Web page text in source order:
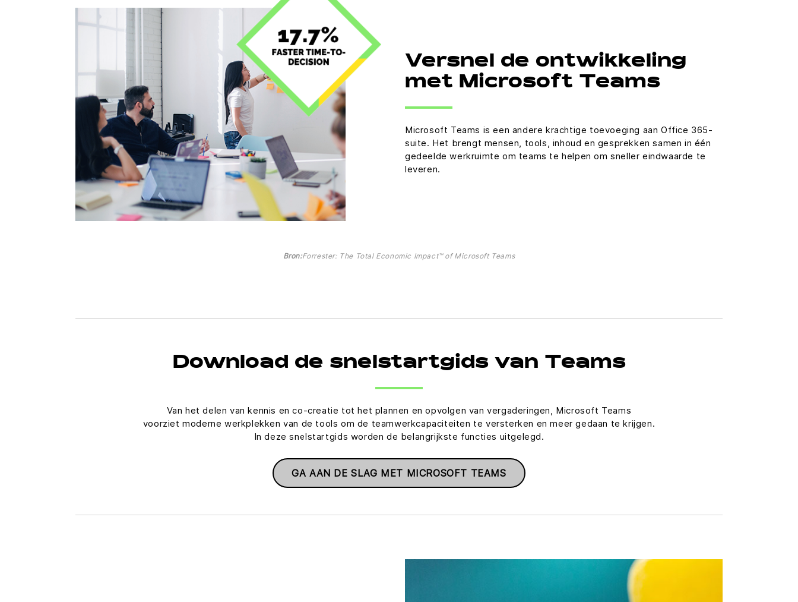
Versnel de ontwikkeling
met Microsoft Teams
Microsoft Teams is een andere krachtige toevoeging aan Office 365-
suite. Het brengt mensen, tools, inhoud en gesprekken samen in één
gedeelde werkruimte om teams te helpen om sneller eindwaarde te
leveren.
Bron:Forrester: The Total Economic Impact™ of Microsoft Teams
Download de snelstartgids van Teams
Van het delen van kennis en co-creatie tot het plannen en opvolgen van vergaderingen, Microsoft Teams
voorziet moderne werkplekken van de tools om de teamwerkcapaciteiten te versterken en meer gedaan te krijgen.
In deze snelstartgids worden de belangrijkste functies uitgelegd.
GA AAN DE SLAG MET MICROSOFT TEAMS